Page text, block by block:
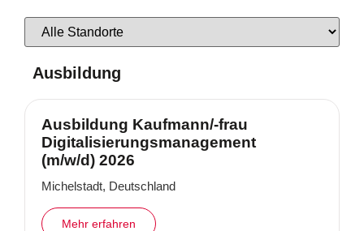
Ausbildung
Ausbildung Kaufmann/-frau
Digitalisierungsmanagement
(m/w/d) 2026
Michelstadt, Deutschland
Mehr erfahren